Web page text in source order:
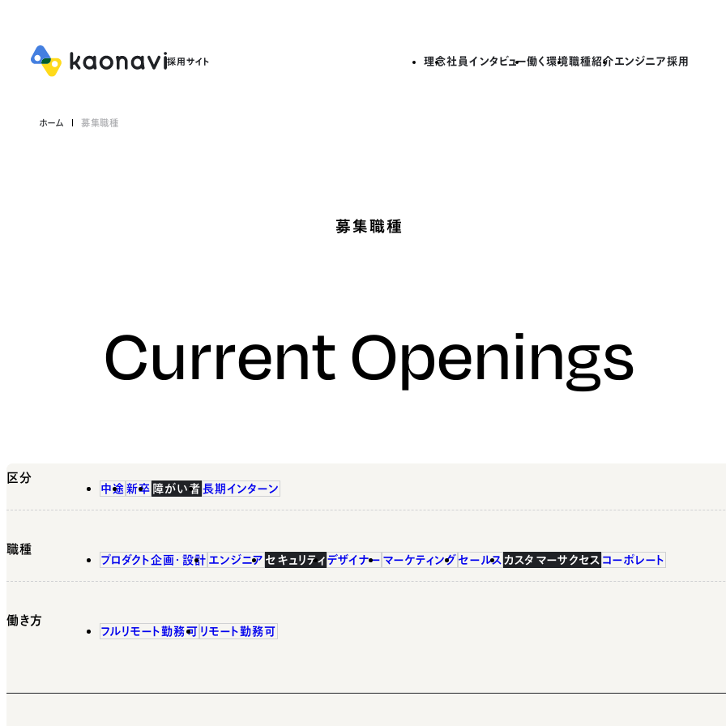
理念社員インタビュー働く環境職種紹介エンジニア採用
ホーム 募集職種
募集職種
Current Openings
区分
中途 新卒 障がい者 長期インターン
職種
プロダクト企画・設計 エンジニア セキュリティ デザイナー マーケティング セールス カスタマーサクセス コーポレート
働き方
フルリモート勤務可 リモート勤務可